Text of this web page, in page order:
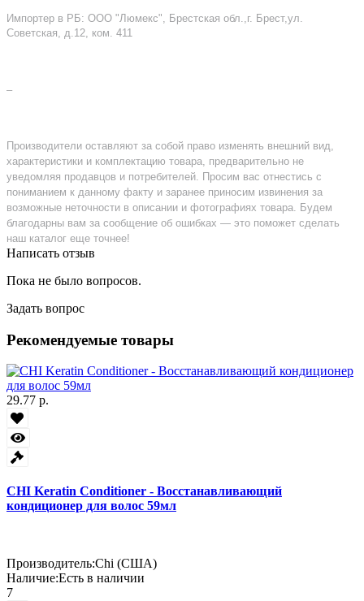
Импортер в РБ: ООО "Люмекс", Брестская обл.,г. Брест,ул.
Советская, д.12, ком. 411
–
Производители оставляют за собой право изменять внешний вид,
характеристики и комплектацию товара, предварительно не
уведомляя продавцов и потребителей. Просим вас отнестись с
пониманием к данному факту и заранее приносим извинения за
возможные неточности в описании и фотографиях товара. Будем
благодарны вам за сообщение об ошибках — это поможет сделать
наш каталог еще точнее!
Написать отзыв
Пока не было вопросов.
Задать вопрос
Рекомендуемые товары
29.77 р.
CHI Keratin Conditioner - Восстанавливающий
кондиционер для волос 59мл
Производитель:Chi (США)
Наличие:Есть в наличии
7